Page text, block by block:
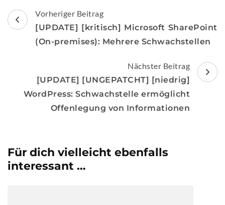
Beitragsnavigation
Vorheriger Beitrag
[UPDATE] [kritisch] Microsoft SharePoint
(On-premises): Mehrere Schwachstellen
Nächster Beitrag
[UPDATE] [UNGEPATCHT] [niedrig]
WordPress: Schwachstelle ermöglicht
Offenlegung von Informationen
Für dich vielleicht ebenfalls
interessant …